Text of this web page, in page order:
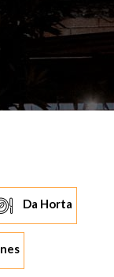
Da Horta